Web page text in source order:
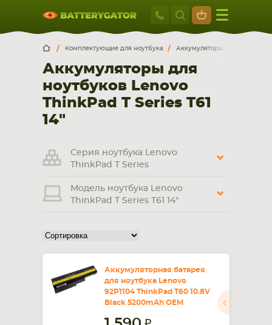
Москва
+7 495 414
Москва Санкт-Петербург
г. Москва, ул. Ткацкая, 5с3 (м. Семеновская)
5 мин. ходьбы от ст.м. “Семеновская”
+7 495 414 28 59
Пн-Вс:
смартфона, планшета
НОУТБУКА ПЛАНШЕТА
КОМПЛЕКТУЮЩИЕ
Комплектующие для ноутбука Аккумуляторы для ноутбуков
Аккумуляторы для
ноутбуков Lenovo
ThinkPad T Series T61
14"
Серия ноутбука Lenovo
ThinkPad T Series
Модель ноутбука Lenovo
ThinkPad T Series T61 14"
Аккумуляторная батарея
для ноутбука Lenovo
92P1104 ThinkPad T60 10.8V
Black 5200mAh OEM